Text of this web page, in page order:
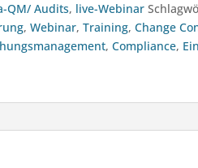
QM/ Audits, live-Webinar
, Webinar, Training, Change
, Compliance,